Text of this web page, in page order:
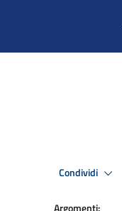
Condividi
Argomenti: